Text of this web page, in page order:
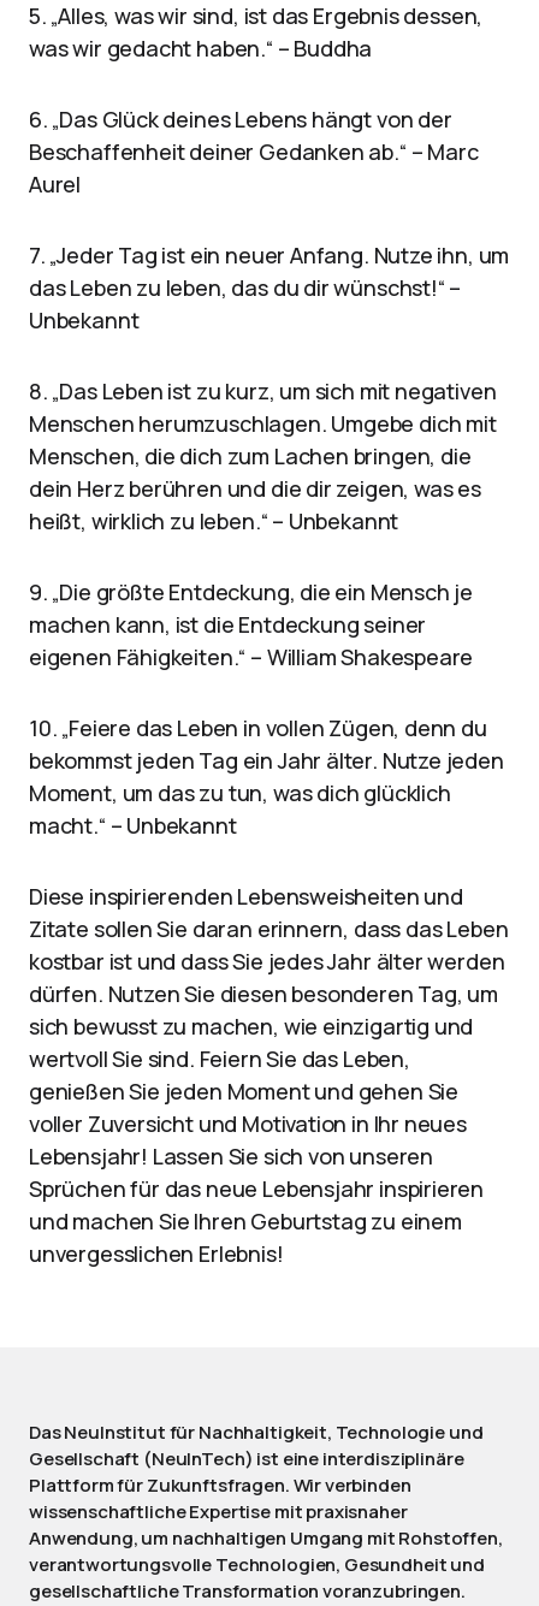
5. „Alles, was wir sind, ist das Ergebnis dessen,
was wir gedacht haben.“ – Buddha
6. „Das Glück deines Lebens hängt von der
Beschaffenheit deiner Gedanken ab.“ – Marc
Aurel
7. „Jeder Tag ist ein neuer Anfang. Nutze ihn, um
das Leben zu leben, das du dir wünschst!“ –
Unbekannt
8. „Das Leben ist zu kurz, um sich mit negativen
Menschen herumzuschlagen. Umgebe dich mit
Menschen, die dich zum Lachen bringen, die
dein Herz berühren und die dir zeigen, was es
heißt, wirklich zu leben.“ – Unbekannt
9. „Die größte Entdeckung, die ein Mensch je
machen kann, ist die Entdeckung seiner
eigenen Fähigkeiten.“ – William Shakespeare
10. „Feiere das Leben in vollen Zügen, denn du
bekommst jeden Tag ein Jahr älter. Nutze jeden
Moment, um das zu tun, was dich glücklich
macht.“ – Unbekannt
Diese inspirierenden Lebensweisheiten und
Zitate sollen Sie daran erinnern, dass das Leben
kostbar ist und dass Sie jedes Jahr älter werden
dürfen. Nutzen Sie diesen besonderen Tag, um
sich bewusst zu machen, wie einzigartig und
wertvoll Sie sind. Feiern Sie das Leben,
genießen Sie jeden Moment und gehen Sie
voller Zuversicht und Motivation in Ihr neues
Lebensjahr! Lassen Sie sich von unseren
Sprüchen für das neue Lebensjahr inspirieren
und machen Sie Ihren Geburtstag zu einem
unvergesslichen Erlebnis!
Das NeuInstitut für Nachhaltigkeit, Technologie und
Gesellschaft (NeuInTech) ist eine interdisziplinäre
Plattform für Zukunftsfragen. Wir verbinden
wissenschaftliche Expertise mit praxisnaher
Anwendung, um nachhaltigen Umgang mit Rohstoffen,
verantwortungsvolle Technologien, Gesundheit und
gesellschaftliche Transformation voranzubringen.